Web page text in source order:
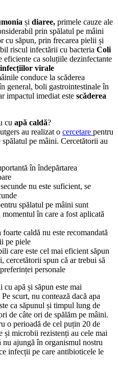
și diaree, primele cauze ale
prin spălatul pe mâini
cu săpun, prin frecarea pielii și
riscul infectării cu bacteria Coli
eficiente ca soluțiile dezinfectante
infecțiilor virale
conduce la scăderea
general, boli gastrointestinale în
impactul imediat este scăderea
cu apă caldă?
au realizat o cercetare pentru
pe mâini. Cercetătorii au
în îndepărtarea
nu este suficient, se
spălatul pe mâini sunt
în care a fost aplicată
caldă nu este recomandată
pe piele
care este cel mai eficient săpun
cercetătorii spun că ar trebui să
personale
apă și săpun este mai
scurt, nu contează dacă apa
ca săpunul și timpul lung de
de câte ori de spălăm pe mâini.
o perioadă de cel puțin 20 de
și microbii rezistenți au cele mai
nu ajungă în organismul nostru
infecții pe care antibioticele le